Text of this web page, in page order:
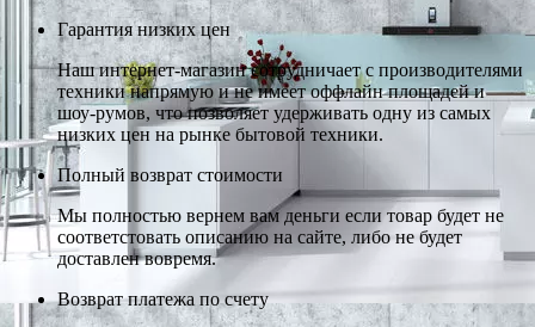
Гарантия низких цен
Наш интернет-магазин сотрудничает с производителями
техники напрямую и не имеет оффлайн площадей и
шоу-румов, что позволяет удерживать одну из самых
низких цен на рынке бытовой техники.
Полный возврат стоимости
Мы полностью вернем вам деньги если товар будет не
соответстовать описанию на сайте, либо не будет
доставлен вовремя.
Возврат платежа по счету